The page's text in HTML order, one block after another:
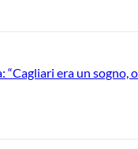
“Cagliari era un sogno,